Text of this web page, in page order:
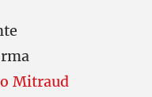
Mitraud